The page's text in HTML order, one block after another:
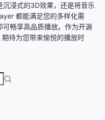
浸式的3D效果，还是将音乐
都能满足您的多样化需
畅享高品质播放。作为开源
待为您带来愉悦的播放时